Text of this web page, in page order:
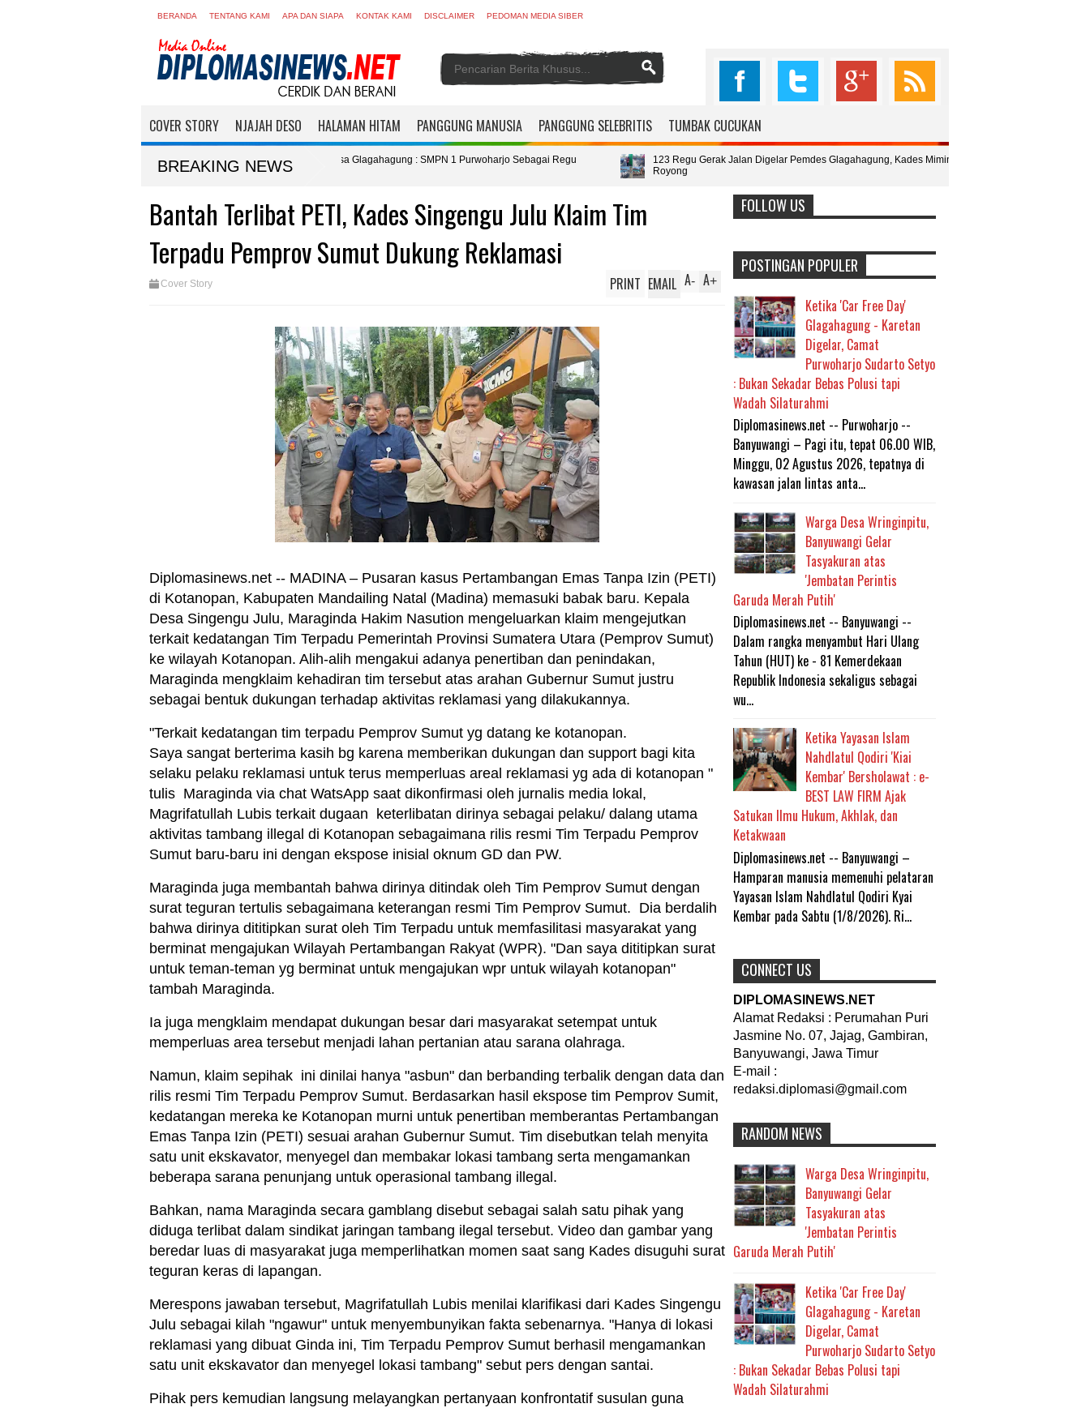
BERANDA TENTANG KAMI APA DAN SIAPA KONTAK KAMI DISCLAIMER PEDOMAN MEDIA SIBER
76.098
Fans
COVER STORY NJAJAH DESO HALAMAN HITAM PANGGUNG MANUSIA PANGGUNG SELEBRITIS TUMBAK CUCUKAN
BREAKING NEWS
Gerak Jalan Desa Glagahagung : SMPN 1 Purwoharjo Sebagai Regu
Perhormatan
123 Regu Gerak Jalan Digelar Pemdes Glagahagung, Kades Mimin : Wujud Kebersamaan, Disiplin dan Gotong
Bantah Terlibat PETI, Kades Singengu Julu Klaim Tim
Terpadu Pemprov Sumut Dukung Reklamasi
Cover Story A+
A-
PRINT EMAIL
Diplomasinews.net -- MADINA – Pusaran kasus Pertambangan Emas Tanpa Izin (PETI)
di Kotanopan, Kabupaten Mandailing Natal (Madina) memasuki babak baru. Kepala
Desa Singengu Julu, Maraginda Hakim Nasution mengeluarkan klaim mengejutkan
terkait kedatangan Tim Terpadu Pemerintah Provinsi Sumatera Utara (Pemprov Sumut)
ke wilayah Kotanopan. Alih-alih mengakui adanya penertiban dan penindakan,
Maraginda mengklaim kehadiran tim tersebut atas arahan Gubernur Sumut justru
sebagai bentuk dukungan terhadap aktivitas reklamasi yang dilakukannya.
"Terkait kedatangan tim terpadu Pemprov Sumut yg datang ke kotanopan.
Saya sangat berterima kasih bg karena memberikan dukungan dan support bagi kita
selaku pelaku reklamasi untuk terus memperluas areal reklamasi yg ada di kotanopan "
tulis Maraginda via chat WatsApp saat dikonfirmasi oleh jurnalis media lokal,
Magrifatullah Lubis terkait dugaan keterlibatan dirinya sebagai pelaku/ dalang utama
aktivitas tambang illegal di Kotanopan sebagaimana rilis resmi Tim Terpadu Pemprov
Sumut baru-baru ini dengan ekspose inisial oknum GD dan PW.
Maraginda juga membantah bahwa dirinya ditindak oleh Tim Pemprov Sumut dengan
surat teguran tertulis sebagaimana keterangan resmi Tim Pemprov Sumut. Dia berdalih
bahwa dirinya dititipkan surat oleh Tim Terpadu untuk memfasilitasi masyarakat yang
berminat mengajukan Wilayah Pertambangan Rakyat (WPR). "Dan saya dititipkan surat
untuk teman-teman yg berminat untuk mengajukan wpr untuk wilayah kotanopan"
tambah Maraginda.
Ia juga mengklaim mendapat dukungan besar dari masyarakat setempat untuk
memperluas area tersebut menjadi lahan pertanian atau sarana olahraga.
Namun, klaim sepihak ini dinilai hanya "asbun" dan berbanding terbalik dengan data dan
rilis resmi Tim Terpadu Pemprov Sumut. Berdasarkan hasil ekspose tim Pemprov Sumit,
kedatangan mereka ke Kotanopan murni untuk penertiban memberantas Pertambangan
Emas Tanpa Izin (PETI) sesuai arahan Gubernur Sumut. Tim disebutkan telah menyita
satu unit ekskavator, menyegel dan membakar lokasi tambang serta mengamankan
beberapa sarana penunjang untuk operasional tambang illegal.
Bahkan, nama Maraginda secara gamblang disebut sebagai salah satu pihak yang
diduga terlibat dalam sindikat jaringan tambang ilegal tersebut. Video dan gambar yang
beredar luas di masyarakat juga memperlihatkan momen saat sang Kades disuguhi surat
teguran keras di lapangan.
Merespons jawaban tersebut, Magrifatullah Lubis menilai klarifikasi dari Kades Singengu
Julu sebagai kilah "ngawur" untuk menyembunyikan fakta sebenarnya. "Hanya di lokasi
reklamasi yang dibuat Ginda ini, Tim Terpadu Pemprov Sumut berhasil mengamankan
satu unit ekskavator dan menyegel lokasi tambang" sebut pers dengan santai.
Pihak pers kemudian langsung melayangkan pertanyaan konfrontatif susulan guna
FOLLOW US
POSTINGAN POPULER
Ketika 'Car Free Day'
Glagahagung - Karetan
Digelar, Camat
Purwoharjo Sudarto Setyo
: Bukan Sekadar Bebas Polusi tapi
Wadah Silaturahmi
Diplomasinews.net -- Purwoharjo --
Banyuwangi – Pagi itu, tepat 06.00 WIB,
Minggu, 02 Agustus 2026, tepatnya di
kawasan jalan lintas anta...
Warga Desa Wringinpitu,
Banyuwangi Gelar
Tasyakuran atas
'Jembatan Perintis
Garuda Merah Putih'
Diplomasinews.net -- Banyuwangi --
Dalam rangka menyambut Hari Ulang
Tahun (HUT) ke - 81 Kemerdekaan
Republik Indonesia sekaligus sebagai
wu...
Ketika Yayasan Islam
Nahdlatul Qodiri 'Kiai
Kembar' Bersholawat : e-
BEST LAW FIRM Ajak
Satukan Ilmu Hukum, Akhlak, dan
Ketakwaan
Diplomasinews.net -- Banyuwangi –
Hamparan manusia memenuhi pelataran
Yayasan Islam Nahdlatul Qodiri Kyai
Kembar pada Sabtu (1/8/2026). Ri...
CONNECT US
DIPLOMASINEWS.NET
Alamat Redaksi : Perumahan Puri
Jasmine No. 07, Jajag, Gambiran,
Banyuwangi, Jawa Timur
E-mail :
redaksi.diplomasi@gmail.com
RANDOM NEWS
Warga Desa Wringinpitu,
Banyuwangi Gelar
Tasyakuran atas
'Jembatan Perintis
Garuda Merah Putih'
Ketika 'Car Free Day'
Glagahagung - Karetan
Digelar, Camat
Purwoharjo Sudarto Setyo
: Bukan Sekadar Bebas Polusi tapi
Wadah Silaturahmi